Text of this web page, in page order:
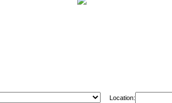
Location: